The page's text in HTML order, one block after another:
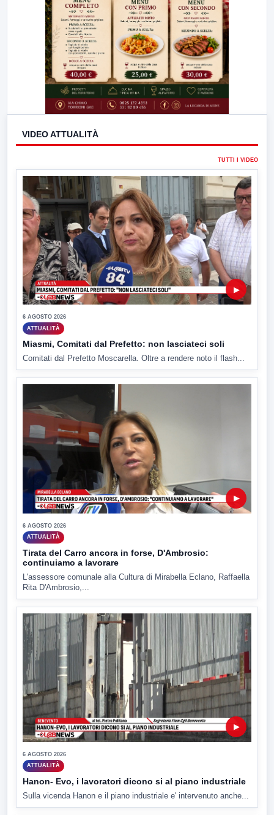
VIDEO ATTUALITÀ
TUTTI I VIDEO
▶
6 AGOSTO 2026
ATTUALITÀ
Miasmi, Comitati dal Prefetto: non lasciateci soli
Comitati dal Prefetto Moscarella. Oltre a rendere noto il flash...
▶
6 AGOSTO 2026
ATTUALITÀ
Tirata del Carro ancora in forse, D'Ambrosio:
continuiamo a lavorare
L'assessore comunale alla Cultura di Mirabella Eclano, Raffaella
Rita D'Ambrosio,...
▶
6 AGOSTO 2026
ATTUALITÀ
Hanon- Evo, i lavoratori dicono si al piano industriale
Sulla vicenda Hanon e il piano industriale e' intervenuto anche...